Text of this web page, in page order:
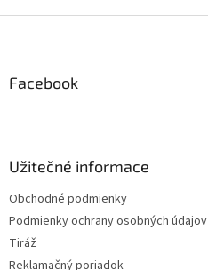
Facebook
Užitečné informace
Obchodné podmienky
Podmienky ochrany osobných údajov
Tiráž
Reklamačný poriadok